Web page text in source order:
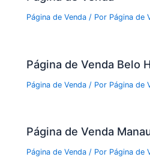
Página de Venda / Por Página de
Página de Venda Belo
Página de Venda / Por Página de
Página de Venda
Página de Venda / Por Página de